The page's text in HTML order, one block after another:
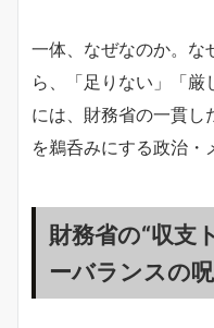
一体、なぜなのか。な
ら、「足りない」「厳
には、財務省の一貫し
を鵜呑みにする政治・
財務省の“収支
ーバランスの